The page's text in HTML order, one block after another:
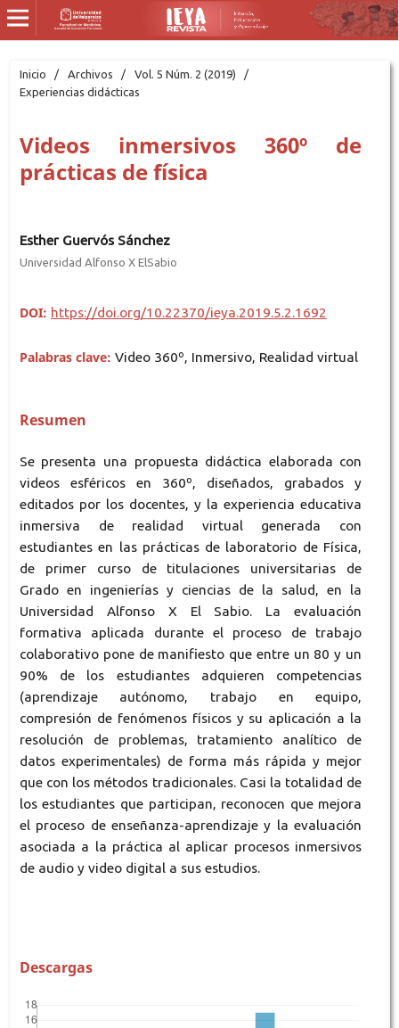
Inicio / Archivos / Vol. 5 Núm. 2 (2019)
/
Experiencias didácticas
Videos inmersivos 360º de
prácticas de física
Esther Guervós Sánchez
Universidad Alfonso X ElSabio
DOI: https://doi.org/10.22370/ieya.2019.5.2.1692
Palabras clave: Video 360º, Inmersivo, Realidad virtual
Resumen
Se presenta una propuesta didáctica elaborada con
videos esféricos en 360º, diseñados, grabados y
editados por los docentes, y la experiencia educativa
inmersiva de realidad virtual generada con
estudiantes en las prácticas de laboratorio de Física,
de primer curso de titulaciones universitarias de
Grado en ingenierías y ciencias de la salud, en la
Universidad Alfonso X El Sabio. La evaluación
formativa aplicada durante el proceso de trabajo
colaborativo pone de manifiesto que entre un 80 y un
90% de los estudiantes adquieren competencias
(aprendizaje autónomo, trabajo en equipo,
compresión de fenómenos físicos y su aplicación a la
resolución de problemas, tratamiento analítico de
datos experimentales) de forma más rápida y mejor
que con los métodos tradicionales. Casi la totalidad de
los estudiantes que participan, reconocen que mejora
el proceso de enseñanza-aprendizaje y la evaluación
asociada a la práctica al aplicar procesos inmersivos
de audio y video digital a sus estudios.
Descargas